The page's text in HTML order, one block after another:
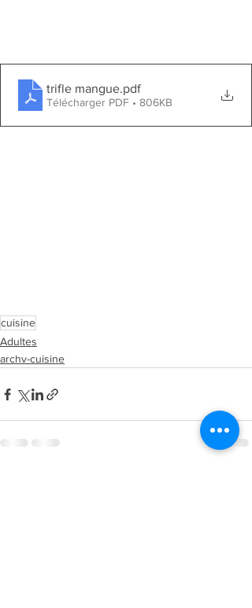
trifle mangue.pdf
Télécharger PDF • 806KB
cuisine
Adultes
archv-cuisine